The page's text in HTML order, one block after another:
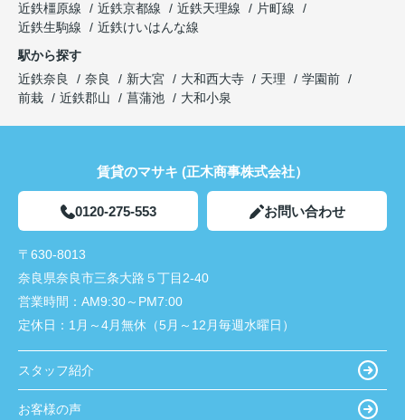
近鉄橿原線
近鉄京都線 近鉄天理線
片町線
近鉄生駒線
近鉄けいはんな線
駅から探す
近鉄奈良
奈良 新大宮 大和西大寺 天理
学園前
前栽
近鉄郡山 菖蒲池 大和小泉
賃貸のマサキ (正木商事株式会社）
0120-275-553 お問い合わせ
〒630-8013
奈良県奈良市三条大路５丁目2-40
営業時間： AM9:30～PM7:00
定休日： 1月～4月無休（5月～12月毎週水曜日）
スタッフ紹介
お客様の声